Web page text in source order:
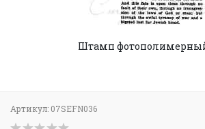
Штамп
Артикул: 07SEFN036